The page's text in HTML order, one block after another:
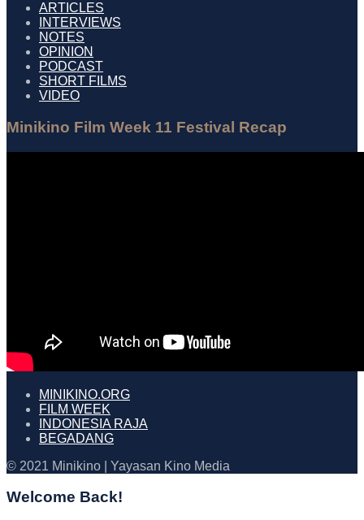
ARTICLES
INTERVIEWS
NOTES
OPINION
PODCAST
SHORT FILMS
VIDEO
Minikino Film Week 11 Festival Recap
MINIKINO.ORG
FILM WEEK
INDONESIA RAJA
BEGADANG
© 2021 Minikino | Yayasan Kino Media
Welcome Back!